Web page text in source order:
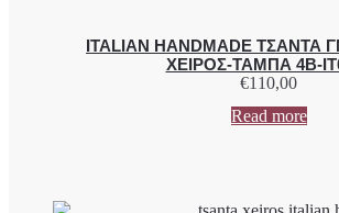
ITALIAN HANDMADE ΤΣΑΝΤΑ
ΧΕΙΡΟΣ-ΤΑΜΠΑ 4B-
€110,00
Read more